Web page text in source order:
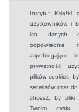
Instytut Książki
użytkowników i
ich danych
odpowiednie
zapobiegające
prywatność
plików cookies,
serwisów oraz do
chcesz, by pliki
Twoim dysku